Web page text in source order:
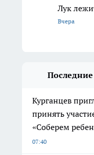
Лук
Вчера
Курганцев
принять
«Соберем
07:40